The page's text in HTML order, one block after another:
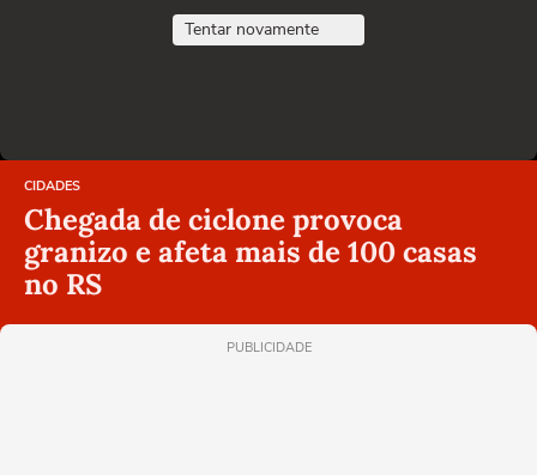
Tentar novamente
CIDADES
Chegada de ciclone provoca
granizo e afeta mais de 100 casas
no RS
PUBLICIDADE